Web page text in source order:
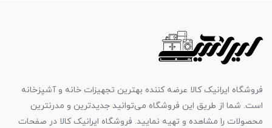
فروشگاه ایرانیک کالا عرضه کننده بهترین تجهیزات خانه و آشپزخانه
است. شما از طریق این فروشگاه می‌توانید جدیدترین و مدرنترین
محصولات را مشاهده و تهیه نمایید. فروشگاه ایرانیک کالا در صفحات